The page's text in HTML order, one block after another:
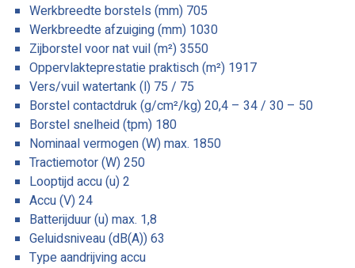
Werkbreedte borstels (mm) 705
Werkbreedte afzuiging (mm) 1030
Zijborstel voor nat vuil (m²) 3550
Oppervlakteprestatie praktisch (m²) 1917
Vers/vuil watertank (l) 75 / 75
Borstel contactdruk (g/cm²/kg) 20,4 – 34 / 30 – 50
Borstel snelheid (tpm) 180
Nominaal vermogen (W) max. 1850
Tractiemotor (W) 250
Looptijd accu (u) 2
Accu (V) 24
Batterijduur (u) max. 1,8
Geluidsniveau (dB(A)) 63
Type aandrijving accu